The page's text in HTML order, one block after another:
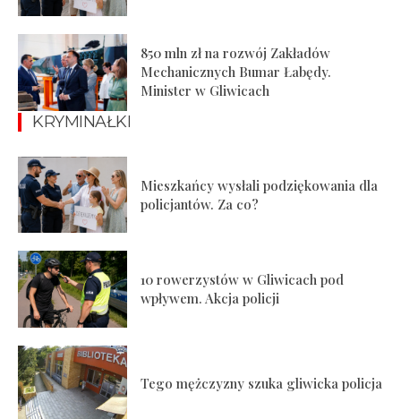
850 mln zł na rozwój Zakładów
Mechanicznych Bumar Łabędy.
Minister w Gliwicach
KRYMINAŁKI
Mieszkańcy wysłali podziękowania dla
policjantów. Za co?
10 rowerzystów w Gliwicach pod
wpływem. Akcja policji
Tego mężczyzny szuka gliwicka policja